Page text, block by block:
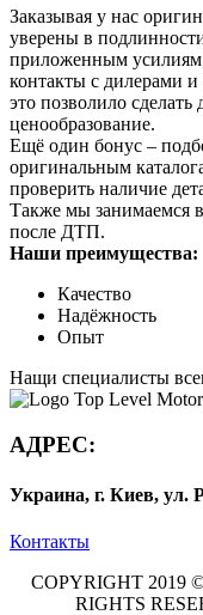
Заказывая у нас
уверены в
приложенным усилиям
контакты с дилерами
это позволило
ценообразование.
Ещё один бонус –
оригинальным
проверить наличие
Также мы занимаемся
после ДТП.
Наши преимущества:
Качество
Надёжность
Опыт
Нащи специалисты
АДРЕС:
Украина, г. Киев, ул.
Контакты
COPYRIGHT 2019
RIGHTS